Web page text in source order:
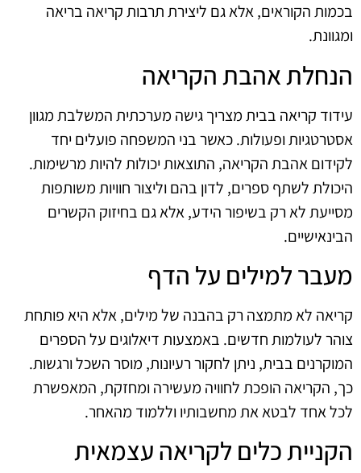
בכמות הקוראים, אלא גם ליצירת תרבות קריאה בריאה
ומגוונת.
הנחלת אהבת הקריאה
עידוד קריאה בבית מצריך גישה מערכתית המשלבת מגוון
אסטרטגיות ופעולות. כאשר בני המשפחה פועלים יחד
לקידום אהבת הקריאה, התוצאות יכולות להיות מרשימות.
היכולת לשתף ספרים, לדון בהם וליצור חוויות משותפות
מסייעת לא רק בשיפור הידע, אלא גם בחיזוק הקשרים
הבינאישיים.
מעבר למילים על הדף
קריאה לא מתמצה רק בהבנה של מילים, אלא היא פותחת
צוהר לעולמות חדשים. באמצעות דיאלוגים על הספרים
המוקרנים בבית, ניתן לחקור רעיונות, מוסר השכל ורגשות.
כך, הקריאה הופכת לחוויה מעשירה ומחזקת, המאפשרת
לכל אחד לבטא את מחשבותיו וללמוד מהאחר.
הקניית כלים לקריאה עצמאית